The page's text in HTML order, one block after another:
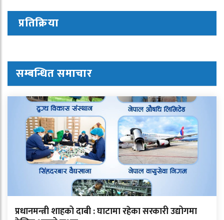
प्रतिक्रिया
सम्बन्धित समाचार
प्रधानमन्त्री शाहको दाबी : घाटामा रहेका सरकारी उद्योगमा